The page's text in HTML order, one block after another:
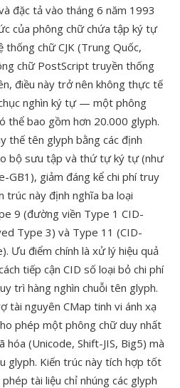
đặc tả vào tháng 6 năm 1993
của phông chữ chứa tập ký tự
thống chữ CJK (Trung Quốc,
chữ PostScript truyền thống
điều này trở nên không thực tế
nghìn ký tự — một phông
thể bao gồm hơn 20.000 glyph.
thế tên glyph bằng các định
bộ sưu tập và thứ tự ký tự (như
GB1), giảm đáng kể chi phí truy
trúc này định nghĩa ba loại
9 (đường viền Type 1 CID-
Type 3) và Type 11 (CID-
Ưu điểm chính là xử lý hiệu quả
tiếp cận CID số loại bỏ chi phí
trì hàng nghìn chuỗi tên glyph.
tài nguyên CMap tinh vi ánh xạ
phép một phông chữ duy nhất
hóa (Unicode, Shift-JIS, Big5) mà
glyph. Kiến trúc này tích hợp tốt
phép tài liệu chỉ nhúng các glyph